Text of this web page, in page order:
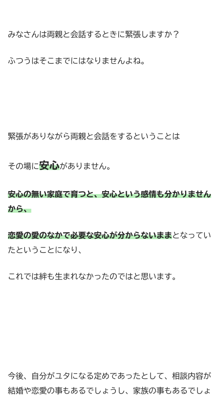
みなさんは両親と会話するときに緊張しますか？
ふつうはそこまでにはなりませんよね。
緊張がありながら両親と会話をするということは
その場に安心がありません。
安心の無い家庭で育つと、安心という感情も分かりません
から、
恋愛の愛のなかで必要な安心が分からないままとなってい
たということになり、
これでは絆も生まれなかったのではと思います。
今後、自分がユタになる定めであったとして、相談内容が
結婚や恋愛の事もあるでしょうし、家族の事もあるでしょ